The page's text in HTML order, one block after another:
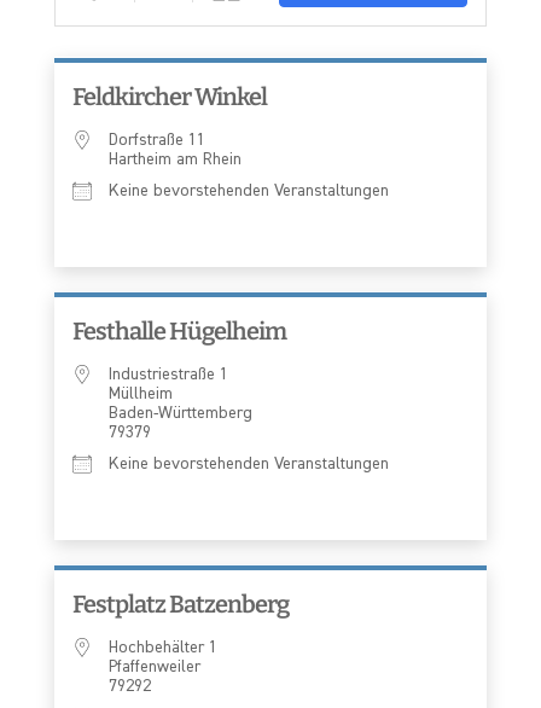
Feldkircher Winkel
Dorfstraße 11
Hartheim am Rhein
Keine bevorstehenden Veranstaltungen
Festhalle Hügelheim
Industriestraße 1
Müllheim
Baden-Württemberg
79379
Keine bevorstehenden Veranstaltungen
Festplatz Batzenberg
Hochbehälter 1
Pfaffenweiler
79292